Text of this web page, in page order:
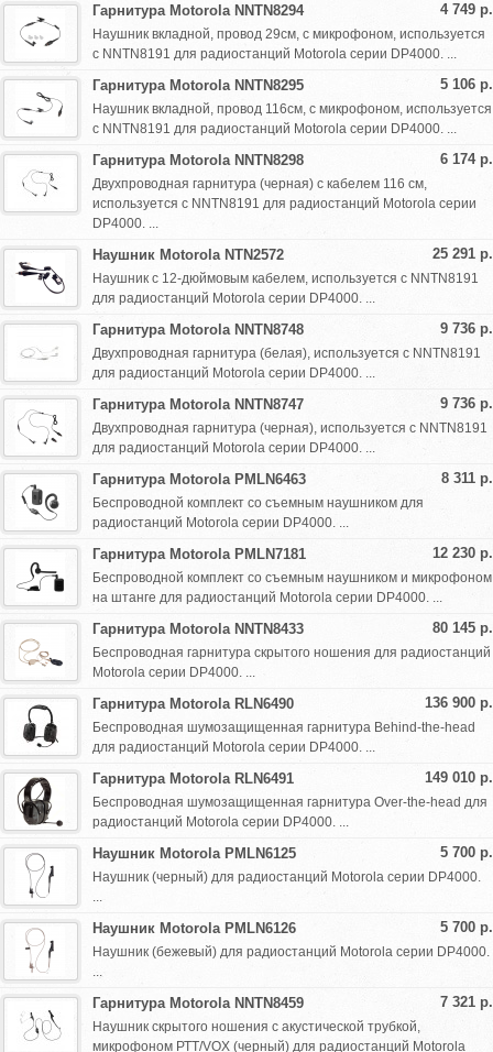
4 749 р.
Гарнитура Motorola NNTN8294
Наушник вкладной, провод 29см, с микрофоном, используется
с NNTN8191 для радиостанций Motorola серии DP4000. ...
5 106 р.
Гарнитура Motorola NNTN8295
Наушник вкладной, провод 116см, с микрофоном, используется
с NNTN8191 для радиостанций Motorola серии DP4000. ...
6 174 р.
Гарнитура Motorola NNTN8298
Двухпроводная гарнитура (черная) с кабелем 116 см,
используется с NNTN8191 для радиостанций Motorola серии
DP4000. ...
25 291 р.
Наушник Motorola NTN2572
Наушник с 12-дюймовым кабелем, используется с NNTN8191
для радиостанций Motorola серии DP4000. ...
9 736 р.
Гарнитура Motorola NNTN8748
Двухпроводная гарнитура (белая), используется с NNTN8191
для радиостанций Motorola серии DP4000. ...
9 736 р.
Гарнитура Motorola NNTN8747
Двухпроводная гарнитура (черная), используется с NNTN8191
для радиостанций Motorola серии DP4000. ...
8 311 р.
Гарнитура Motorola PMLN6463
Беспроводной комплект со съемным наушником для
радиостанций Motorola серии DP4000. ...
12 230 р.
Гарнитура Motorola PMLN7181
Беспроводной комплект со съемным наушником и микрофоном
на штанге для радиостанций Motorola серии DP4000. ...
80 145 р.
Гарнитура Motorola NNTN8433
Беспроводная гарнитура скрытого ношения для радиостанций
Motorola серии DP4000. ...
136 900 р.
Гарнитура Motorola RLN6490
Беспроводная шумозащищенная гарнитура Behind-the-head
для радиостанций Motorola серии DP4000. ...
149 010 р.
Гарнитура Motorola RLN6491
Беспроводная шумозащищенная гарнитура Over-the-head для
радиостанций Motorola серии DP4000. ...
5 700 р.
Наушник Motorola PMLN6125
Наушник (черный) для радиостанций Motorola серии DP4000.
...
5 700 р.
Наушник Motorola PMLN6126
Наушник (бежевый) для радиостанций Motorola серии DP4000.
...
7 321 р.
Гарнитура Motorola NNTN8459
Наушник скрытого ношения с акустической трубкой,
микрофоном РТТ/VOX (черный) для радиостанций Motorola